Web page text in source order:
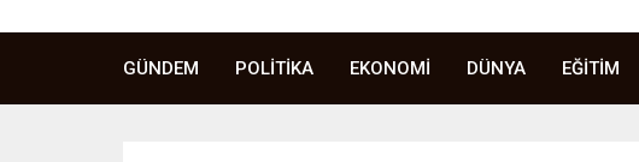
GÜNDEM POLİTİKA EKONOMİ DÜNYA EĞİTİM